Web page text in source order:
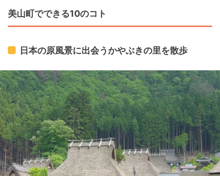
美山町でできる10のコト
日本の原風景に出会うかやぶきの里を散歩